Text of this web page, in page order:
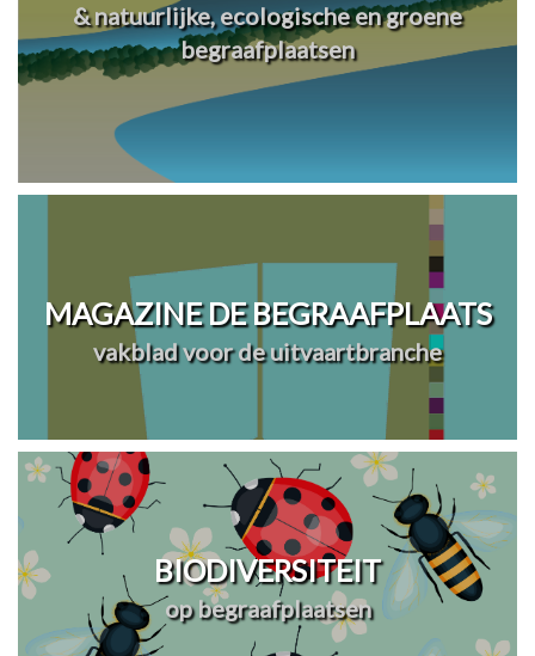
& natuurlijke, ecologische en groene
begraafplaatsen
MAGAZINE DE BEGRAAFPLAATS
vakblad voor de uitvaartbranche
BIODIVERSITEIT
op begraafplaatsen